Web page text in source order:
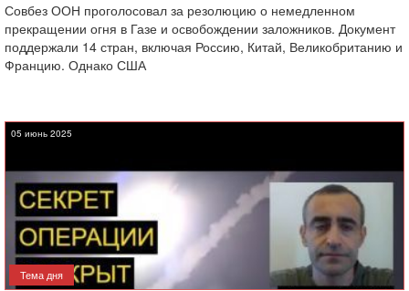
Совбез ООН проголосовал за резолюцию о немедленном
прекращении огня в Газе и освобождении заложников. Документ
поддержали 14 стран, включая Россию, Китай, Великобританию и
Францию. Однако США
05 июнь 2025
Тема дня